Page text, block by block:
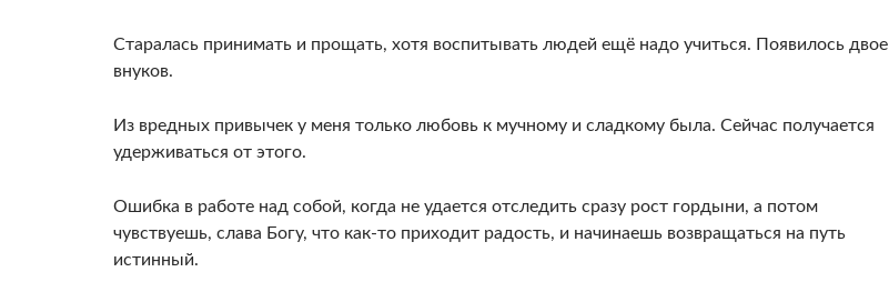
Старалась принимать и прощать, хотя воспитывать людей ещё надо учиться. Появилось двое
внуков.
Из вредных привычек у меня только любовь к мучному и сладкому была. Сейчас получается
удерживаться от этого.
Ошибка в работе над собой, когда не удается отследить сразу рост гордыни, а потом
чувствуешь, слава Богу, что как-то приходит радость, и начинаешь возвращаться на путь
истинный.